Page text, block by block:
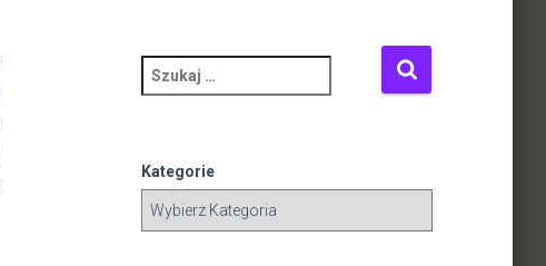
z
a
j
Kategorie